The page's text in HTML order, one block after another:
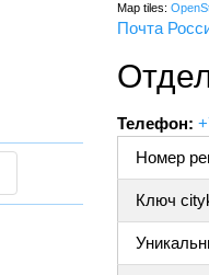
Map tiles:
Почта
Телефон:
Номер
Ключ